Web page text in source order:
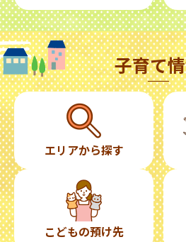
子育て
エリアから探す
こどもの預け先